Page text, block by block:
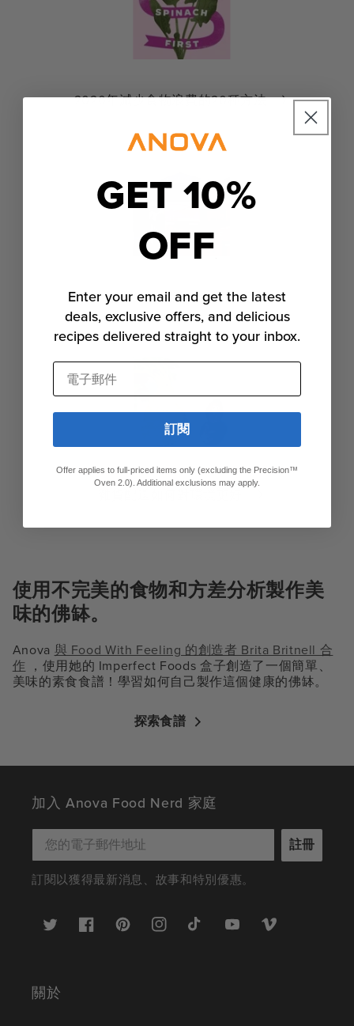
2020年減少食物浪費的20種方法
如何購物/計劃減少食物浪費
使用不完美的食物和方差分析製作美
味的佛缽。
Anova 與 Food With Feeling 的創造者 Brita Britnell 合
作 ，使用她的 Imperfect Foods 盒子創造了一個簡單、
美味的素食食譜！學習如何自己製作這個健康的佛缽。
探索食譜
加入 Anova Food Nerd 家庭
註冊
訂閱以獲得最新消息、故事和特別優惠。
推
臉
PinterestInstagramTikTok YouTubeVimeo
關於
GET 10%
OFF
Enter your email and get the latest
deals, exclusive offers, and delicious
recipes delivered straight to your inbox.
電子郵件
訂閱
Offer applies to full-priced items only (excluding the Precision™
Oven 2.0). Additional exclusions may apply.